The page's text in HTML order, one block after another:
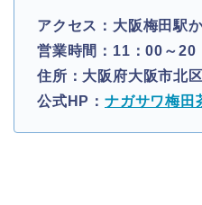
アクセス：大阪梅田駅
営業時間：11：00～20
住所：大阪府大阪市北
公式HP： ナガサワ梅田